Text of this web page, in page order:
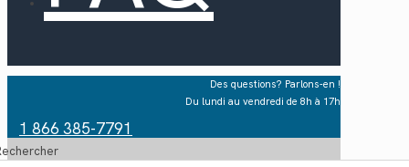
Des questions? Parlons-en !
Du lundi au vendredi de 8h à 17h
1 866 385-7791